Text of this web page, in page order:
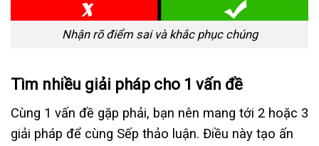
Nhận rõ điểm sai và khắc phục chúng
Tìm nhiều giải pháp cho 1 vấn đề
Cùng 1 vấn đề gặp phải, bạn nên mang tới 2 hoặc 3
giải pháp để cùng Sếp thảo luận. Điều này tạo ấn